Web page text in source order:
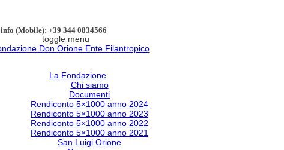
info (Mobile): +39 344 0834566
toggle menu
La Fondazione
Chi siamo
Documenti
Rendiconto 5×1000 anno 2024
Rendiconto 5×1000 anno 2023
Rendiconto 5×1000 anno 2022
Rendiconto 5×1000 anno 2021
San Luigi Orione